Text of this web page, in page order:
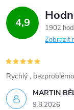
4,9
1902
Zobrazit
MARTIN
9.8.2026
Rychlý ,